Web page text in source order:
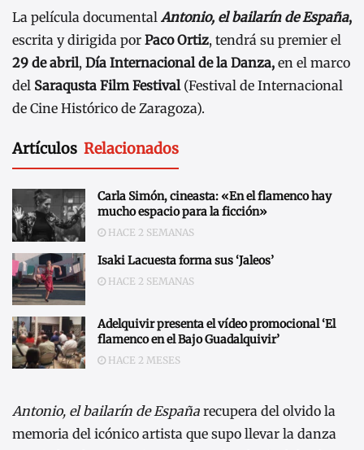
La película documental Antonio, el bailarín de España,
escrita y dirigida por Paco Ortiz, tendrá su premier el
29 de abril, Día Internacional de la Danza, en el marco
del Saraqusta Film Festival (Festival de Internacional
de Cine Histórico de Zaragoza).
Artículos Relacionados
Carla Simón, cineasta: «En el flamenco hay
mucho espacio para la ficción»
HACE 2 SEMANAS
Isaki Lacuesta forma sus ‘Jaleos’
HACE 2 SEMANAS
Adelquivir presenta el vídeo promocional ‘El
flamenco en el Bajo Guadalquivir’
HACE 2 MESES
Antonio, el bailarín de España recupera del olvido la
memoria del icónico artista que supo llevar la danza